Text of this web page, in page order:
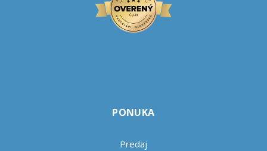
PONUKA
Predaj